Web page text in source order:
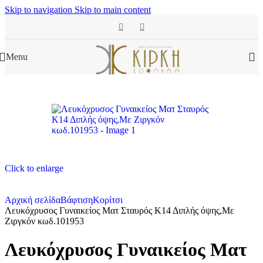
Skip to navigation Skip to main content
Menu
Click to enlarge
Αρχική σελίδαΒάφτισηΚορίτσι
Λευκόχρυσος Γυναικείος Ματ Σταυρός Κ14 Διπλής όψης,Με
Ζιργκόν κωδ.101953
Λευκόχρυσος Γυναικείος Ματ